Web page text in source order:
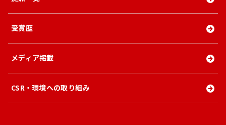
受賞歴
メディア掲載
CSR・環境への取り組み